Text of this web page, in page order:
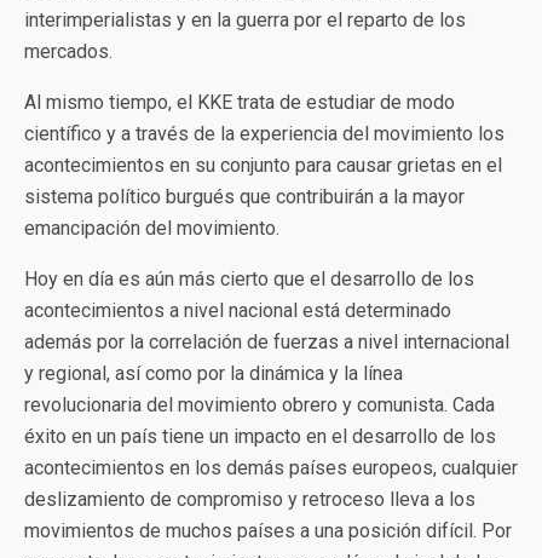
interimperialistas y en la guerra por el reparto de los
mercados.
Al mismo tiempo, el KKE trata de estudiar de modo
científico y a través de la experiencia del movimiento los
acontecimientos en su conjunto para causar grietas en el
sistema político burgués que contribuirán a la mayor
emancipación del movimiento.
Hoy en día es aún más cierto que el desarrollo de los
acontecimientos a nivel nacional está determinado
además por la correlación de fuerzas a nivel internacional
y regional, así como por la dinámica y la línea
revolucionaria del movimiento obrero y comunista. Cada
éxito en un país tiene un impacto en el desarrollo de los
acontecimientos en los demás países europeos, cualquier
deslizamiento de compromiso y retroceso lleva a los
movimientos de muchos países a una posición difícil. Por